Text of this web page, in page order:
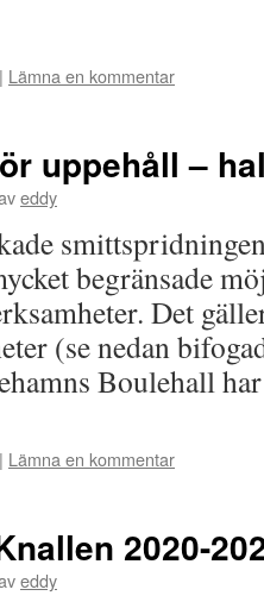
| Lämna en kommentar
uppehåll –
eddy
begränsade
Det
(se nedan
Boulehall
| Lämna en kommentar
2020-
eddy